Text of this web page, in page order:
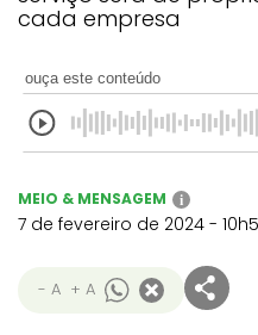
cada empresa
ouça este conteúdo
MEIO & MENSAGEM i
7 de fevereiro de 2024 -
- A + A